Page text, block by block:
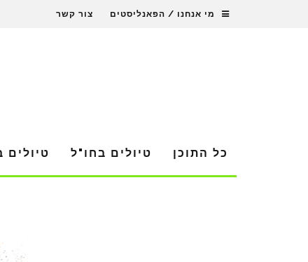
מי אנחנו / הפאנליסטים צור קשר
כל התוכן טיולים בחו"ל טיולים